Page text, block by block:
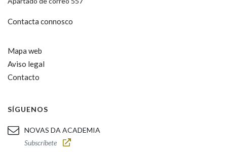
Contacta connosco
Mapa web
Aviso legal
Contacto
SÍGUENOS
NOVAS DA ACADEMIA
Subscríbete